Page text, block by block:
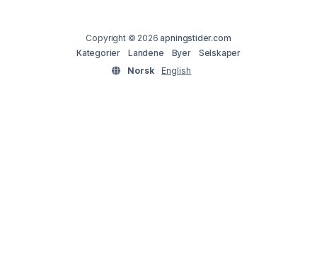
Copyright © 2026apningstider.com
Kategorier
Landene Byer
Selskaper
Norsk
English